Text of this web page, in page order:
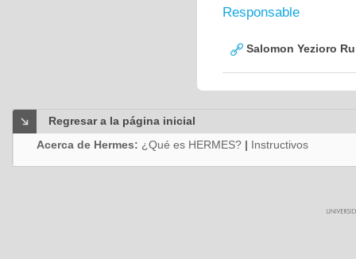
Responsable
Salomon Yezioro
Regresar a la página inicial
Acerca de Hermes: ¿Qué es HERMES? | Instructivos